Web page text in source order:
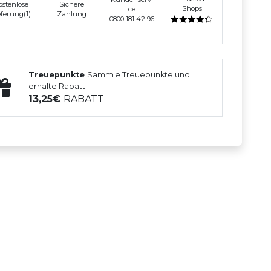
Sichere
Zahlung
ce
0800 181 42 96
Shops
Treuepunkte Sammle Treuepunkte und
erhalte Rabatt
13,25 RABATT